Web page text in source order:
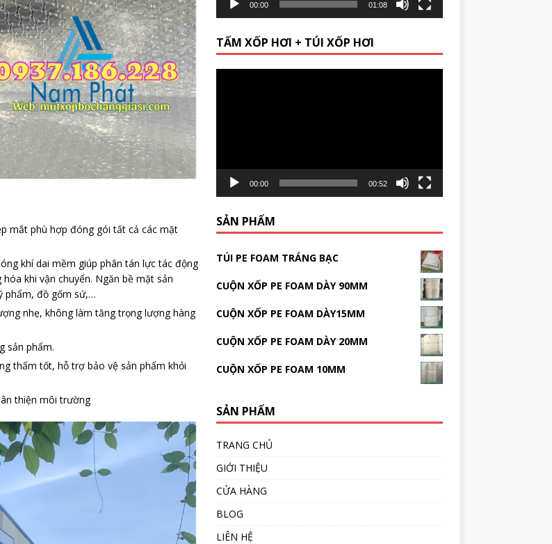
mắt phù hợp đóng gói tất cả các mặt
khí dai mềm giúp phân tán lực tác động
khi vận chuyển. Ngăn bề mặt sản
phẩm, đồ gốm sứ,…
nhẹ, không làm tăng trọng lượng hàng
sản phẩm.
thấm tốt, hỗ trợ bảo vệ sản phẩm khỏi
thiện môi trường
00:00 01:08
TẤM XỐP HƠI + TÚI XỐP HƠI
00:00 00:52
SẢN PHẨM
TÚI PE FOAM TRÁNG BẠC
CUỘN XỐP PE FOAM DÀY 90MM
CUỘN XỐP PE FOAM DÀY15MM
CUỘN XỐP PE FOAM DÀY 20MM
CUỘN XỐP PE FOAM 10MM
SẢN PHẨM
TRANG CHỦ
GIỚI THIỆU
CỬA HÀNG
BLOG
LIÊN HỆ